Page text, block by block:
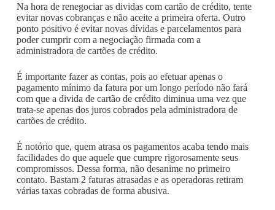
Na hora de renegociar as dividas com cartão de crédito, tente
evitar novas cobranças e não aceite a primeira oferta. Outro
ponto positivo é evitar novas dívidas e parcelamentos para
poder cumprir com a negociação firmada com a
administradora de cartões de crédito.
É importante fazer as contas, pois ao efetuar apenas o
pagamento mínimo da fatura por um longo período não fará
com que a divida de cartão de crédito diminua uma vez que
trata-se apenas dos juros cobrados pela administradora de
cartões de crédito.
É notório que, quem atrasa os pagamentos acaba tendo mais
facilidades do que aquele que cumpre rigorosamente seus
compromissos. Dessa forma, não desanime no primeiro
contato. Bastam 2 faturas atrasadas e as operadoras retiram
várias taxas cobradas de forma abusiva.